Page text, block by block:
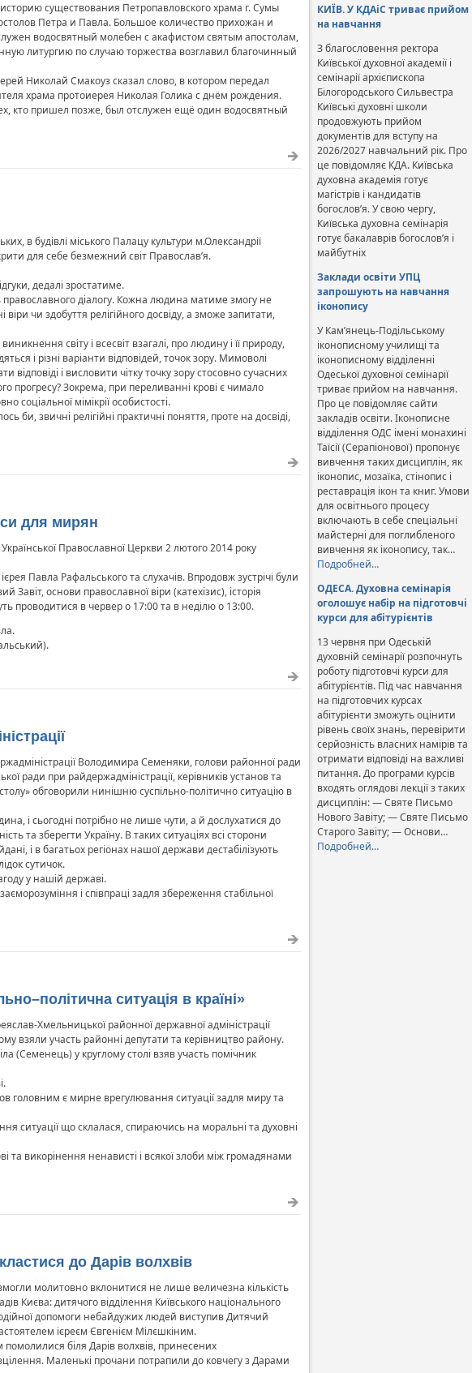
существования Петропавловского храма г. Сумы
Петра и Павла. Большое количество прихожан и
водосвятный молебен с акафистом святым апостолам,
литургию по случаю торжества возглавил благочинный
Николай Смакоуз сказал слово, в котором передал
храма протоиерея Николая Голика с днём рождения.
кто пришел позже, был отслужен ещё один водосвятный
в будівлі міського Палацу культури м.Олександрії
для себе безмежний світ Православ’я.
дедалі зростатиме.
православного діалогу. Кожна людина матиме змогу не
чи здобуття релігійного досвіду, а зможе запитати,
світу і всесвіт взагалі, про людину і її природу,
і різні варіанти відповідей, точок зору. Мимоволі
і висловити чітку точку зору стосовно сучасних
прогресу? Зокрема, при переливанні крові є чимало
соціальної мімікрії особистості.
би, звичні релігійні практичні поняття, проте на досвіді,
для мирян
Православної Церкви 2 лютого 2014 року
Павла Рафальського та слухачів. Впродовж зустрічі були
основи православної віри (катехізис), історія
проводитися в червер о 17:00 та в неділю о 13:00.
Володимира Семеняки, голови районної ради
ради при райдержадміністрації, керівників установ та
обговорили нинішню суспільно-політично ситуацію в
і сьогодні потрібно не лише чути, а й дослухатися до
та зберегти Україну. В таких ситуаціях всі сторони
і в багатьох регіонах нашої держави дестабілізують
сутичок.
у нашій державі.
і співпраці задля збереження стабільної
ситуація в країні»
Хмельницької районної державної адміністрації
взяли участь районні депутати та керівництво району.
(Семенець) у круглому столі взяв участь помічник
головним є мирне врегулювання ситуації задля миру та
ситуації що склалася, спираючись на моральні та духовні
викорінення ненависті і всякої злоби між громадянами
до Дарів волхвів
молитовно вклонитися не лише величезна кількість
Києва: дитячого відділення Київського національного
допомоги небайдужих людей виступив Дитячий
ієреєм Євгенієм Мілєшкіним.
біля Дарів волхвів, принесених
Маленькі прочани потрапили до ковчегу з Дарами
КИЇВ. У КДАіС триває прийом
на навчання
З благословення ректора
Київської духовної академії і
семінарії архієпископа
Білогородського Сильвестра
Київські духовні школи
продовжують прийом
документів для вступу на
2026/2027 навчальний рік. Про
це повідомляє КДА. Київська
духовна академія готує
магістрів і кандидатів
богослов’я. У свою чергу,
Київська духовна семінарія
готує бакалаврів богослов’я і
майбутніх
Заклади освіти УПЦ
запрошують на навчання
іконопису
У Кам’янець-Подільському
іконописному училищі та
іконописному відділенні
Одеської духовної семінарії
триває прийом на навчання.
Про це повідомляє сайти
закладів освіти. Іконописне
відділення ОДС імені монахині
Таїсії (Серапіонової) пропонує
вивчення таких дисциплін, як
іконопис, мозаїка, стінопис і
реставрація ікон та книг. Умови
для освітнього процесу
включають в себе спеціальні
майстерні для поглибленого
вивчення як іконопису, так…
Подробней…
ОДЕСА. Духовна семінарія
оголошує набір на підготовчі
курси для абітурієнтів
13 червня при Одеській
духовній семінарії розпочнуть
роботу підготовчі курси для
абітурієнтів. Під час навчання
на підготовчих курсах
абітурієнти зможуть оцінити
рівень своїх знань, перевірити
серйозність власних намірів та
отримати відповіді на важливі
питання. До програми курсів
входять оглядові лекції з таких
дисциплін: — Святе Письмо
Нового Завіту; — Святе Письмо
Старого Завіту; — Основи…
Подробней…